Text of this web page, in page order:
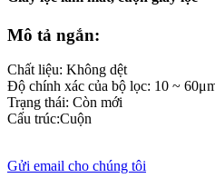
Mô tả ngắn:
Chất liệu: Không dệt
Độ chính xác của bộ lọc: 10 ~
Trạng thái: Còn mới
Cấu trúc:Cuộn
Gửi email cho chúng tôi